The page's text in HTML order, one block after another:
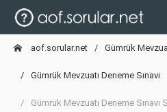
aof.sorular.net Gümrük
Gümrük Mevzuatı Deneme Sınavı
Gümrük Mevzuatı Deneme Sınavı